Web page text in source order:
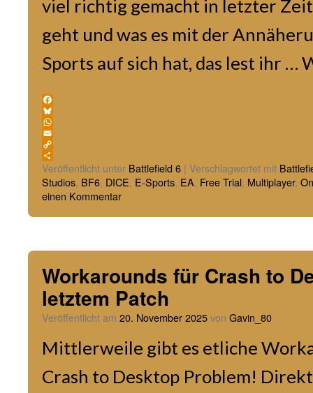
viel richtig gemacht in letzter
geht und was es mit der
Sports auf sich hat, das lest ihr …
Facebook
Bluesky
WhatsApp
Email
Copy
Link
Teilen
Veröffentlicht unter Battlefield 6 | Verschlagwortet mit
Studios, BF6, DICE, E-Sports, EA, Free Trial, Multiplayer,
einen Kommentar
Workarounds für Crash to
letztem Patch
Veröffentlicht am 20. November 2025von Gavin_80
Mittlerweile gibt es etliche
Crash to Desktop Problem!